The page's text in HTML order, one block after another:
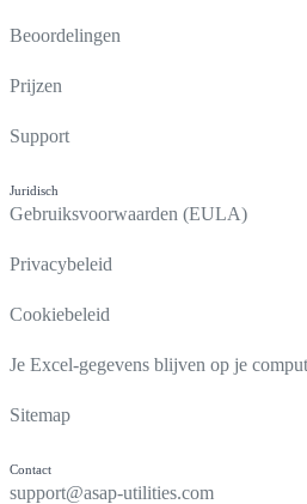
Beoordelingen
Prijzen
Support
Juridisch
Gebruiksvoorwaarden (EULA)
Privacybeleid
Cookiebeleid
Je Excel-gegevens blijven op je
Sitemap
Contact
support@asap-utilities.com